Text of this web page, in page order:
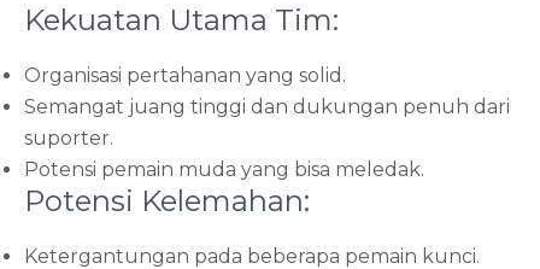
Kekuatan Utama Tim:
Organisasi pertahanan yang solid.
Semangat juang tinggi dan dukungan penuh dari
suporter.
Potensi pemain muda yang bisa meledak.
Potensi Kelemahan:
Ketergantungan pada beberapa pemain kunci.